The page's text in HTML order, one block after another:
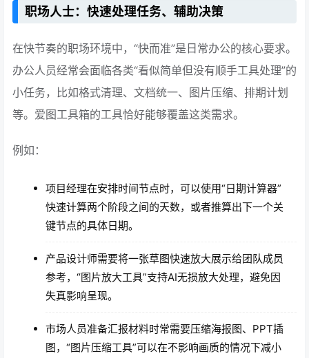
职场人士：快速处理任务、辅助决策
在快节奏的职场环境中，“快而准”是日常办公的核心要求。
办公人员经常会面临各类“看似简单但没有顺手工具处理”的
小任务，比如格式清理、文档统一、图片压缩、排期计划
等。爱图工具箱的工具恰好能够覆盖这类需求。
例如：
项目经理在安排时间节点时，可以使用“日期计算器”
快速计算两个阶段之间的天数，或者推算出下一个关
键节点的具体日期。
产品设计师需要将一张草图快速放大展示给团队成员
参考，“图片放大工具”支持AI无损放大处理，避免因
失真影响呈现。
市场人员准备汇报材料时常需要压缩海报图、PPT插
图，“图片压缩工具”可以在不影响画质的情况下减小